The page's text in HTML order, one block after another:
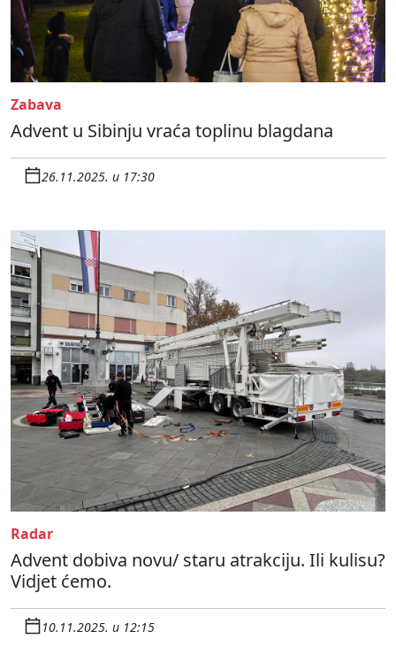
Zabava
Advent u Sibinju vraća toplinu blagdana
26.11.2025. u 17:30
Radar
Advent dobiva novu/ staru atrakciju. Ili kulisu?
Vidjet ćemo.
10.11.2025. u 12:15